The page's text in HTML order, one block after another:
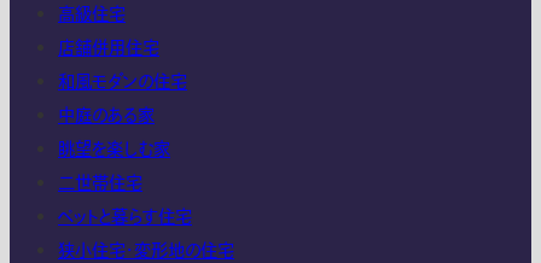
高級住宅
店舗併用住宅
和風モダンの住宅
中庭のある家
眺望を楽しむ家
二世帯住宅
ペットと暮らす住宅
狭小住宅・変形地の住宅